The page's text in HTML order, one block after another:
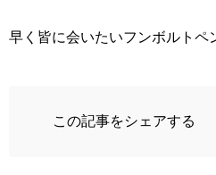
早く皆に会いたいフンボルトペ
この記事をシェアする